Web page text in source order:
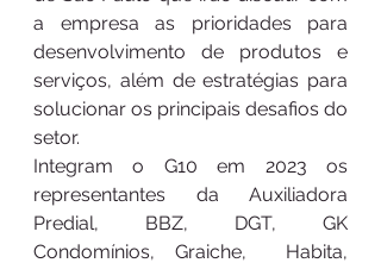
a empresa as prioridades para
desenvolvimento de produtos e
serviços, além de estratégias para
solucionar os principais desafios do
setor.
Integram o G10 em 2023 os
representantes da Auxiliadora
Predial, BBZ, DGT, GK
Condomínios, Graiche,  Habita,